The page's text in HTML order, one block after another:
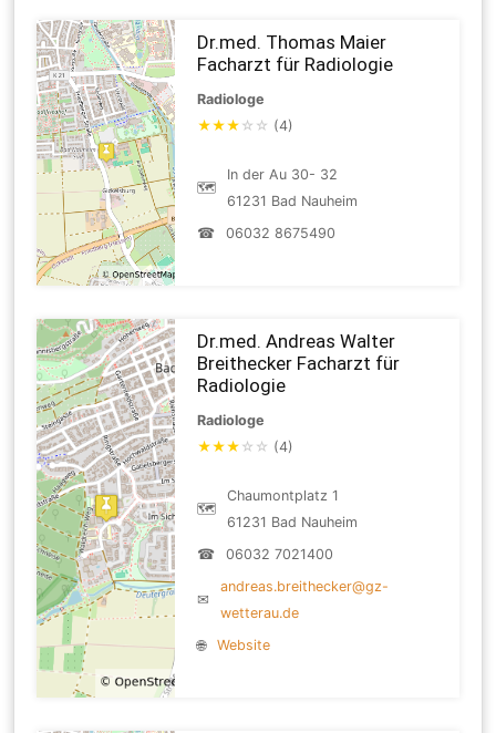
Dr.med. Thomas Maier
Facharzt für Radiologie
Radiologe
★★★ ☆ ☆ (4)
🗺
In der Au 30- 32
61231 Bad Nauheim
☎
06032 8675490
Dr.med. Andreas Walter
Breithecker Facharzt für
Radiologie
Radiologe
★★★ ☆ ☆ (4)
🗺
Chaumontplatz 1
61231 Bad Nauheim
☎
06032 7021400
✉
andreas.breithecker@gz-
wetterau.de
🌐
Website